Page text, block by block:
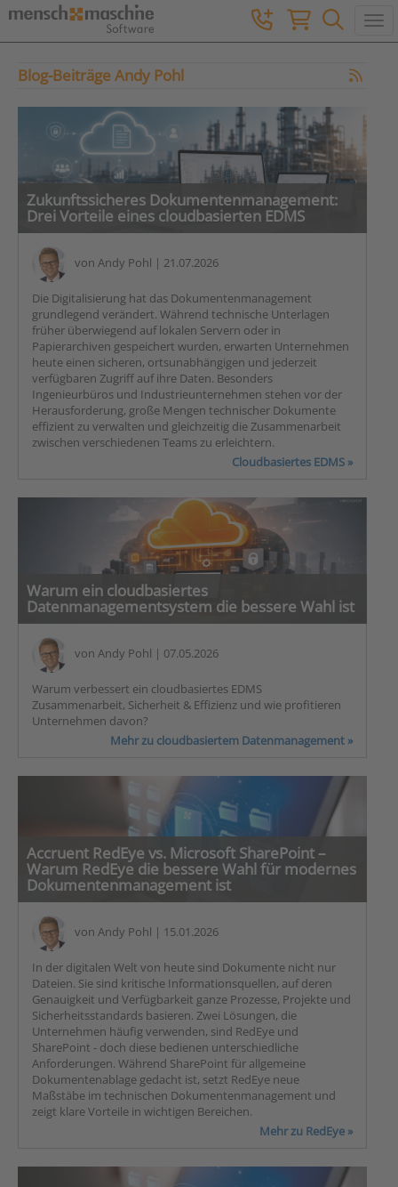
Blog-Beiträge Andy Pohl
Zukunftssicheres Dokumentenmanagement:
Drei Vorteile eines cloudbasierten EDMS
von Andy Pohl | 21.07.2026
Die Digitalisierung hat das Dokumentenmanagement
grundlegend verändert. Während technische Unterlagen
früher überwiegend auf lokalen Servern oder in
Papierarchiven gespeichert wurden, erwarten Unternehmen
heute einen sicheren, ortsunabhängigen und jederzeit
verfügbaren Zugriff auf ihre Daten. Besonders
Ingenieurbüros und Industrieunternehmen stehen vor der
Herausforderung, große Mengen technischer Dokumente
effizient zu verwalten und gleichzeitig die Zusammenarbeit
zwischen verschiedenen Teams zu erleichtern.
Cloudbasiertes EDMS »
Warum ein cloudbasiertes
Datenmanagementsystem die bessere Wahl ist
von Andy Pohl | 07.05.2026
Warum verbessert ein cloudbasiertes EDMS
Zusammenarbeit, Sicherheit & Effizienz und wie profitieren
Unternehmen davon?
Mehr zu cloudbasiertem Datenmanagement »
Accruent RedEye vs. Microsoft SharePoint –
Warum RedEye die bessere Wahl für modernes
Dokumentenmanagement ist
von Andy Pohl | 15.01.2026
In der digitalen Welt von heute sind Dokumente nicht nur
Dateien. Sie sind kritische Informationsquellen, auf deren
Genauigkeit und Verfügbarkeit ganze Prozesse, Projekte und
Sicherheitsstandards basieren. Zwei Lösungen, die
Unternehmen häufig verwenden, sind RedEye und
SharePoint - doch diese bedienen unterschiedliche
Anforderungen. Während SharePoint für allgemeine
Dokumentenablage gedacht ist, setzt RedEye neue
Maßstäbe im technischen Dokumentenmanagement und
zeigt klare Vorteile in wichtigen Bereichen.
Mehr zu RedEye »